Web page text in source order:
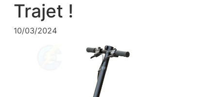
Trajet !
10/03/2024